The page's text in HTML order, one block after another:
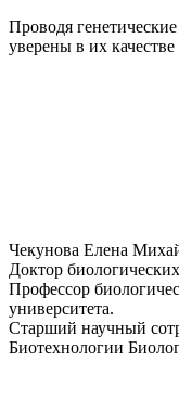
Проводя
уверены в их
Чекунова Елена
Доктор
Профессор
университета.
Старший научный
Биотехнологии